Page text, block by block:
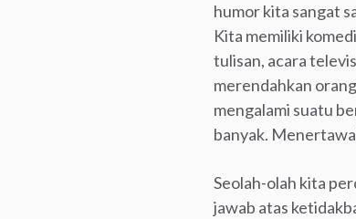
humor kita sangat
Kita memiliki
tulisan, acara
merendahkan
mengalami suatu
banyak.
Seolah-olah kita
jawab atas